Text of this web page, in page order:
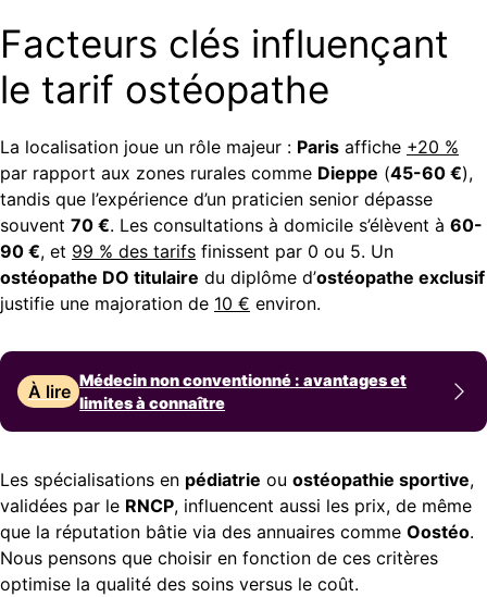
Facteurs clés influençant
le tarif ostéopathe
La localisation joue un rôle majeur : Paris affiche +20 %
par rapport aux zones rurales comme Dieppe (45-60 €),
tandis que l’expérience d’un praticien senior dépasse
souvent 70 €. Les consultations à domicile s’élèvent à 60-
90 €, et 99 % des tarifs finissent par 0 ou 5. Un
ostéopathe DO titulaire du diplôme d’ostéopathe exclusif
justifie une majoration de 10 € environ.
À lire
Médecin non conventionné : avantages et
limites à connaître
Les spécialisations en pédiatrie ou ostéopathie sportive,
validées par le RNCP, influencent aussi les prix, de même
que la réputation bâtie via des annuaires comme Oostéo.
Nous pensons que choisir en fonction de ces critères
optimise la qualité des soins versus le coût.